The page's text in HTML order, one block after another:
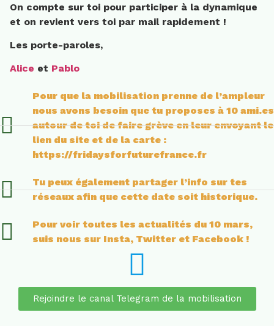
On compte sur toi pour participer à la dynamique
et on revient vers toi par mail rapidement !
Les porte-paroles,
Alice et Pablo
Pour que la mobilisation prenne de l’ampleur
nous avons besoin que tu proposes à 10 ami.es
autour de toi de faire grève en leur envoyant le
lien du site et de la carte :
https://fridaysforfuturefrance.fr
Tu peux également partager l’info sur tes
réseaux afin que cette date soit historique.
Pour voir toutes les actualités du 10 mars,
suis nous sur Insta, Twitter et Facebook !
Rejoindre le canal Telegram de la mobilisation